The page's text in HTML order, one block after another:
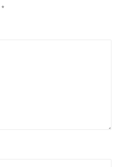
*